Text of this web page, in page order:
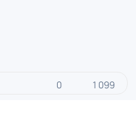
0 1 099